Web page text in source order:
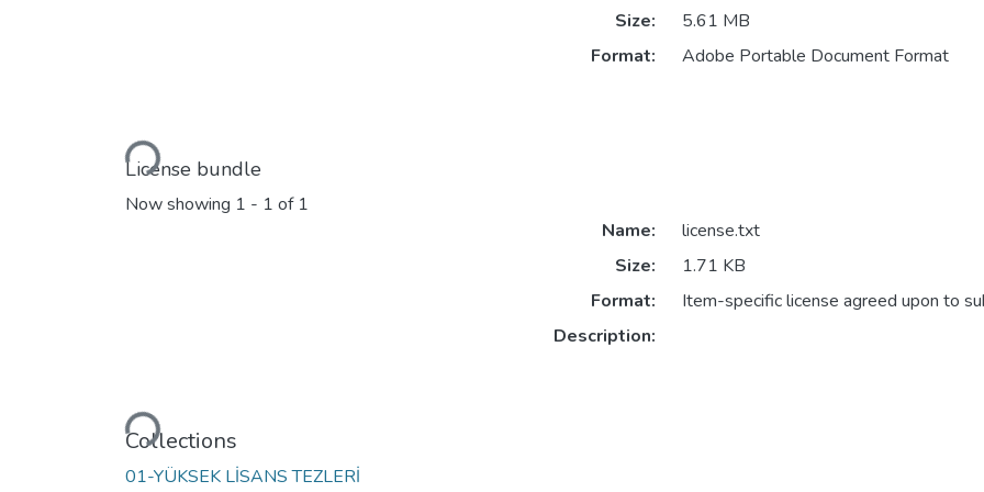
Loading...
Size:
5.61 MB
Format:
Adobe Portable Document Format
License bundle
Now showing 1 - 1 of 1
Loading...
Name:
license.txt
Size:
1.71 KB
Format:
Item-specific license agreed upon to
Description:
Collections
01-YÜKSEK LİSANS TEZLERİ